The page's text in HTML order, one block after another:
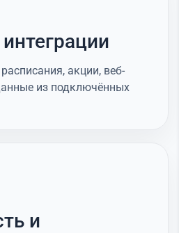
акции, веб-
из подключённых
и